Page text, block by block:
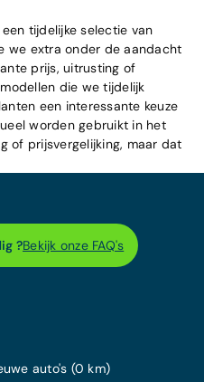
een tijdelijke selectie van
we extra onder de aandacht
prijs, uitrusting of
die we tijdelijk
een interessante keuze
worden gebruikt in het
of prijsvergelijking, maar dat
?Bekijk onze FAQ's
auto's (0 km)